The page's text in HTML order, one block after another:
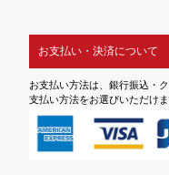
お支払い・決済について
お支払い方法は、銀行振込・
支払い方法をお選びいただけま